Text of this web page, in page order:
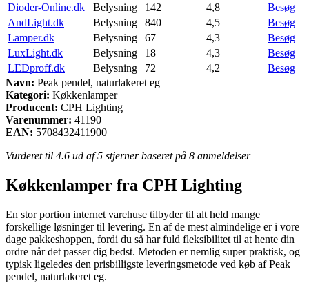
Dioder-Online.dk
Belysning 142 4,8
Besøg
AndLight.dk
Belysning 840 4,5
Besøg
Lamper.dk
Belysning 67 4,3
Besøg
LuxLight.dk
Belysning 18 4,3
Besøg
LEDproff.dk
Belysning 72 4,2
Besøg
Navn: Peak pendel, naturlakeret eg
Kategori: Køkkenlamper
Producent: CPH Lighting
Varenummer: 41190
EAN: 5708432411900
Vurderet til 4.6 ud af 5 stjerner baseret på 8 anmeldelser
Køkkenlamper fra CPH Lighting
En stor portion internet varehuse tilbyder til alt held mange
forskellige løsninger til levering. En af de mest almindelige er i vore
dage pakkeshoppen, fordi du så har fuld fleksibilitet til at hente din
ordre når det passer dig bedst. Metoden er nemlig super praktisk, og
typisk ligeledes den prisbilligste leveringsmetode ved køb af Peak
pendel, naturlakeret eg.